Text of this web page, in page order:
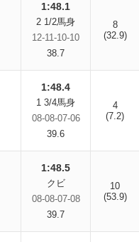
1:48.1
2 1/2馬身
12-11-10-10
38.7
8
(32.9)
1:48.4
1 3/4馬身
08-08-07-06
39.6
4
(7.2)
1:48.5
クビ
08-08-07-08
39.7
10
(53.9)